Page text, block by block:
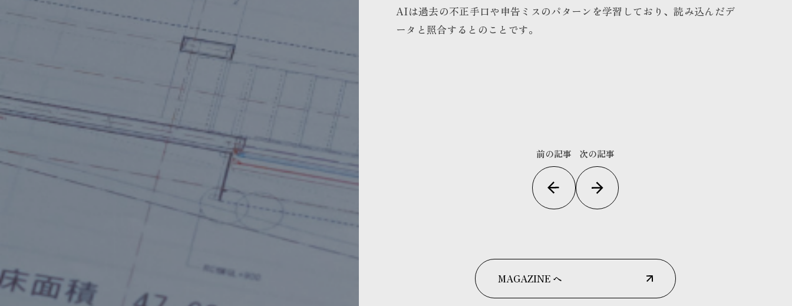
AIは過去の不正手口や申告ミスのパターンを学習しており、読み込んだデ
ータと照合するとのことです。
前の記事 次の記事
MAGAZINE へ